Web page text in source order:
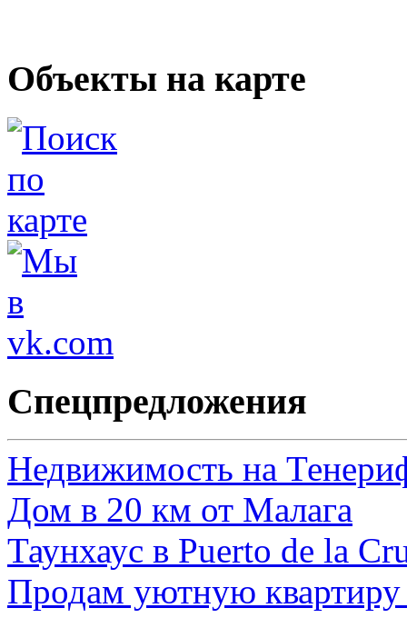
Объекты на карте
Спецпредложения
Недвижимость на
Дом в 20 км от Малага
Таунхаус в Puerto de la
Продам уютную